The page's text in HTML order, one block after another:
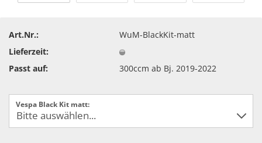
Art.Nr.:
WuM-BlackKit-matt
Lieferzeit:
Passt auf:
300ccm ab Bj. 2019-2022
Vespa Black Kit matt: